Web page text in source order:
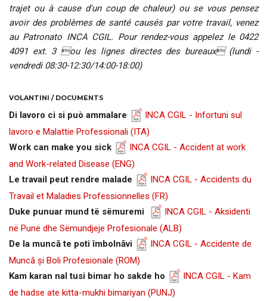
trajet ou à cause d'un coup de chaleur) ou se vous pensez
avoir des problèmes de santé causés par votre travail, venez
au Patronato INCA CGIL. Pour rendez-vous appelez le 0422
4091 ext. 3 ou les lignes directes des bureaux (lundi -
vendredi 08:30-12:30/14:00-18:00)
VOLANTINI / DOCUMENTS
Di lavoro ci si può ammalare
INCA CGIL - Infortuni sul
lavoro e Malattie Professionali (ITA)
Work can make you sick
INCA CGIL - Accident at work
and Work-related Disease (ENG)
Le travail peut rendre malade
INCA CGIL - Accidents du
Travail et Maladies Professionnelles (FR)
Duke punuar mund të sëmuremi
INCA CGIL - Aksidenti
në Punë dhe Sëmundjeje Profesionale (ALB)
De la muncăte poti îmbolnăvi
INCA CGIL - Accidente de
Muncă și Boli Profesionale (ROM)
Kam karan nal tusi bimar ho sakde ho
INCA CGIL - Kam
de hadse ate kitta-mukhi bimariyan (PUNJ)